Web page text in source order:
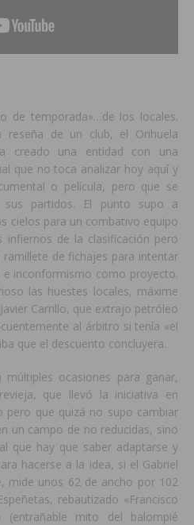
de temporada»…de los locales.
reseña de un club, el Orihuela
creado una entidad con una
que no toca analizar hoy aquí y
o película, pero que se
partidos. El punto supo a
cielos para un combativo equipo
de la clasificación pero
de fichajes para intentar
inconformismo como proyecto.
las huestes locales, máxime
Carrillo, que extrajo petróleo
al árbitro si tenía «el
que el descuento concluyera.
ocasiones para ganar,
que llevó la iniciativa en
pero que quizá no supo cambiar
un campo de no reducidas, sino
que hay que saber adaptarse y
hacerse a la idea, si el Gabriel
mide unos 62 de ancho por 102
rebautizado «Francisco
(entrañable mito del balompié